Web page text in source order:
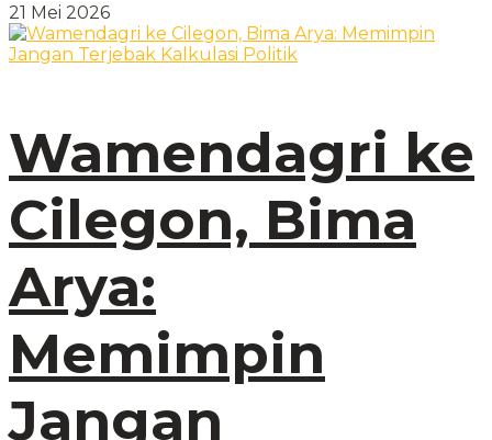
21 Mei 2026
Wamendagri ke
Cilegon, Bima
Arya:
Memimpin
Jangan